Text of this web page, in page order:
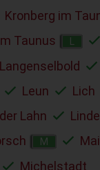
Kronberg im
Taunus
Langenselbold
Leun Lich
Lahn
M
Michelstadt